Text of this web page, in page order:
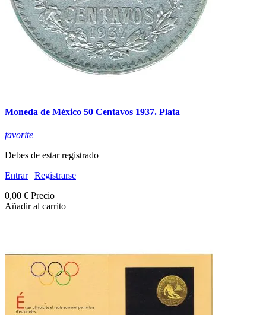
Moneda de México 50 Centavos 1937. Plata
favorite
Debes de estar registrado
Entrar| Registrarse
0,00 € Precio
Añadir al carrito